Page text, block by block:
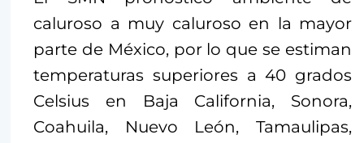
caluroso a muy caluroso en la mayor
parte de México, por lo que se estiman
temperaturas superiores a 40 grados
Celsius en Baja California, Sonora,
Coahuila, Nuevo León, Tamaulipas,